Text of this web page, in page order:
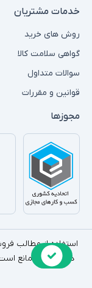
برنامه‌نویسی سبک:
توسعه.
مناسب برای شروع
میلیون تومان
لپ‌تاپ‌هایی با کیفیت
جدول مقایسه
برند
مدل‌های
محبوب
پردازنده
حافظه رم ویژگی‌ها
کاربردها
خدمات مشتریان
روش های خرید
گواهی سلامت کالا
سوالات متداول
قوانین و مقررات
مجوزها
استفاده از مطالب
ذکر منبع بلامانع